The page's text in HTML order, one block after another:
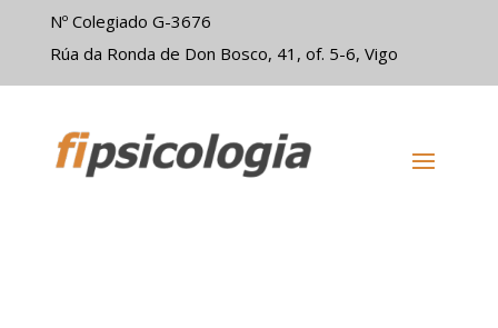
Nº Colegiado G-3676
Rúa da Ronda de Don Bosco, 41, of. 5-6, Vigo